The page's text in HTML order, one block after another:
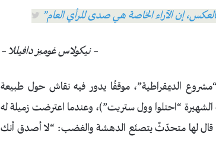
إن الآراء الخاصة هي صدى للرأي العام”
– نيكولاس غوميز دافيللا –
“مشروع الديمقراطية”، موقفًا يدور فيه نقاش حول طبيعة
“احتلوا وول ستريت”)، وعندما اعترضت زميلة له
قال لها متحدّثٌ يتصنّع الدهشة والغضب: “لا أصدق أنك